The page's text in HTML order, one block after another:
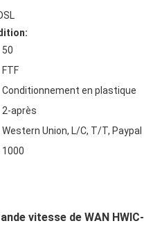
50
FTF
Conditionnement en plastique
2-après
Western Union, L/C, T/T, Paypal
1000
vitesse de WAN HWIC-